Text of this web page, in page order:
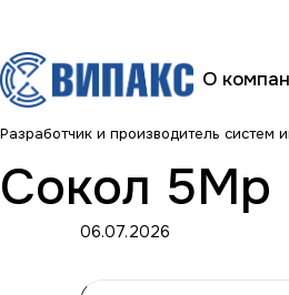
О
Разработчик и производитель
Сокол
06.07.2026